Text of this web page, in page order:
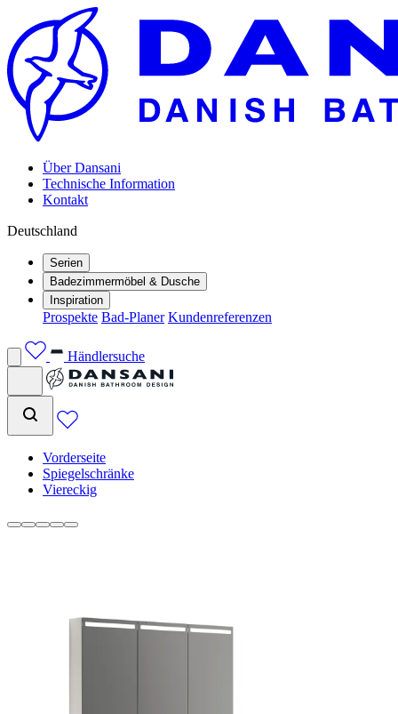
Über Dansani
Technische Information
Kontakt
Deutschland
Serien
Badezimmermöbel & Dusche
Inspiration
Prospekte Bad-Planer Kundenreferenzen
Händlersuche
Vorderseite
Spiegelschränke
Viereckig